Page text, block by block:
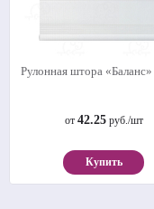
Рулонная штора
от 42.25руб./шт
Купить